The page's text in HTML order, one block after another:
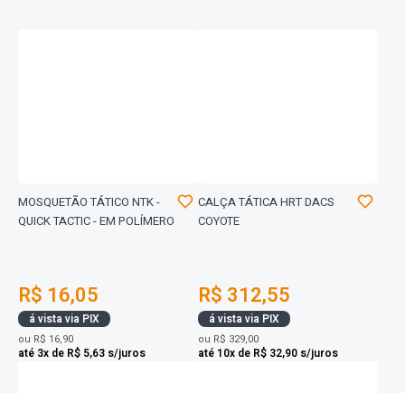
MOSQUETÃO TÁTICO NTK -
QUICK TACTIC - EM POLÍMERO
R$ 16,05
á vista via PIX
ou R$ 16,90
até 3x de R$ 5,63 s/juros
CALÇA TÁTICA HRT DACS
COYOTE
R$ 312,55
á vista via PIX
ou R$ 329,00
até 10x de R$ 32,90 s/juros